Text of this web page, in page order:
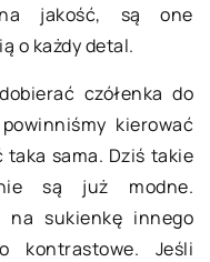
jakość, są one
o każdy detal.
czółenka do
kierować
sama. Dziś takie
nie są już modne.
na sukienkę innego
kontrastowe. Jeśli